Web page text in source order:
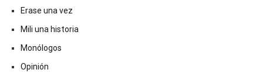
Erase una vez
Mili una historia
Monólogos
Opinión